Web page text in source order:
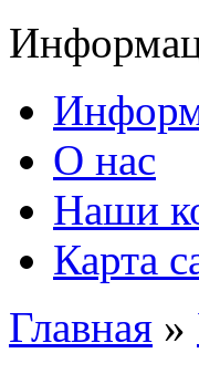
О нас
Наши
Карта
Главная »